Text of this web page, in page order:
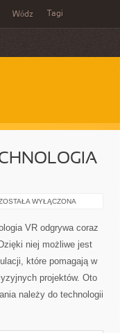
Wódz Tagi
VR
WYŁĄCZONA
VR odgrywa coraz
niej możliwe jest
które pomagają w
projektów. Oto
należy do technologii